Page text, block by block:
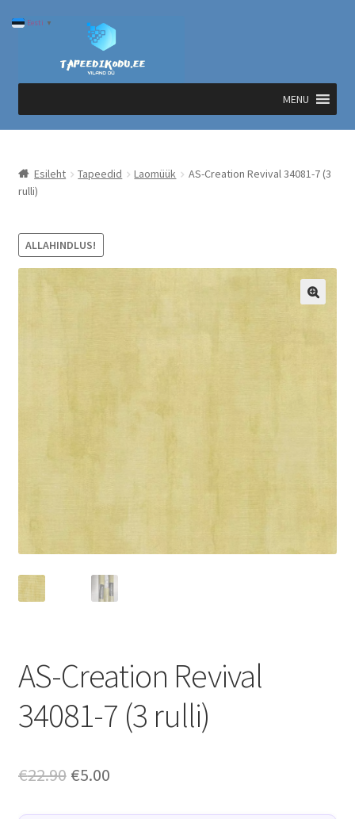
Liigu
navigeerimisele
Liigu
MENU
Esileht Tapeedid Laomüük
AS-Creation Revival 34081-7 (3
rulli)
ALLAHINDLUS!
AS-Creation Revival
34081-7 (3 rulli)
€22.90 Algne
€5.00Current
Eesti ▼